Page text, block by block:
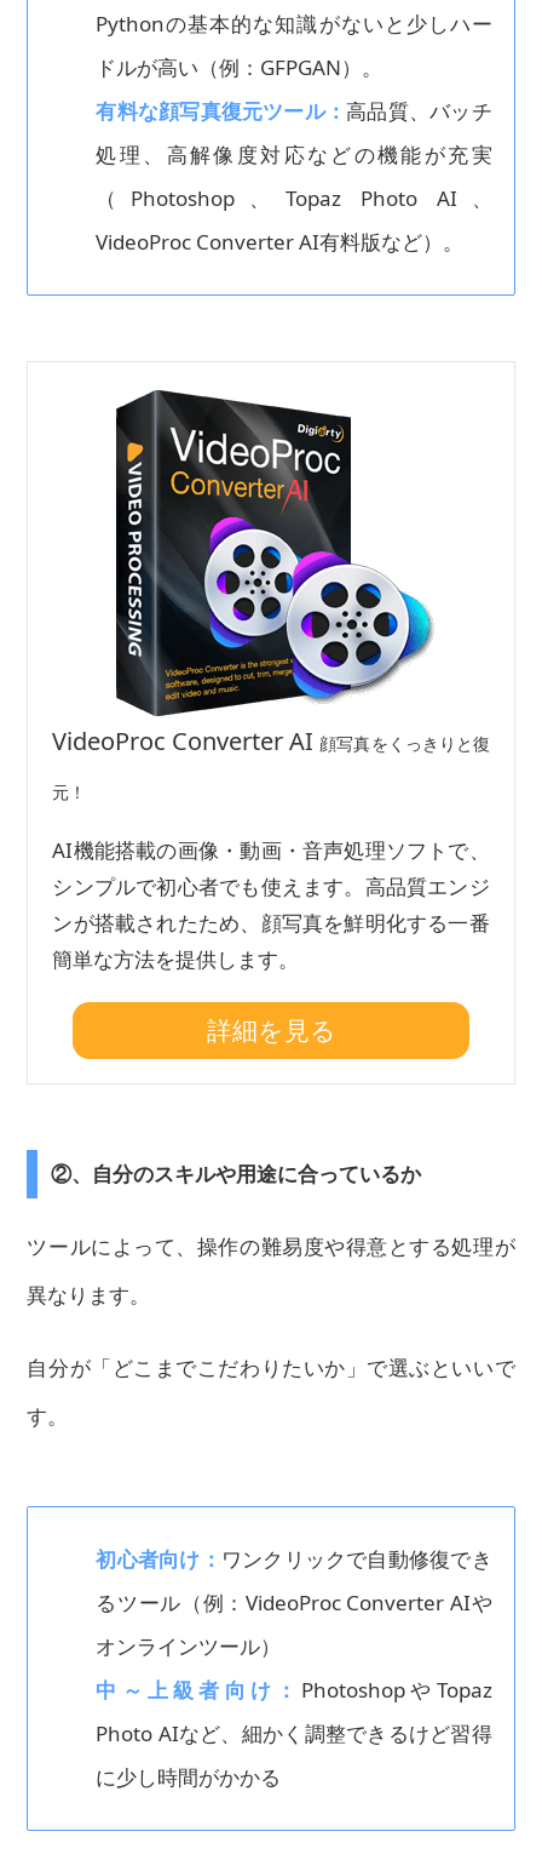
Pythonの基本的な知識がないと少しハー
ドルが高い（例：GFPGAN）。
有料な顔写真復元ツール：高品質、バッチ
処理、高解像度対応などの機能が充実
（Photoshop、Topaz Photo AI、
VideoProc Converter AI有料版など）。
VideoProc Converter AI 顔写真をくっきりと復
元！
AI機能搭載の画像・動画・音声処理ソフトで、
シンプルで初心者でも使えます。高品質エンジ
ンが搭載されたため、顔写真を鮮明化する一番
簡単な方法を提供します。
詳細を見る
②、自分のスキルや用途に合っているか
ツールによって、操作の難易度や得意とする処理が
異なります。
自分が「どこまでこだわりたいか」で選ぶといいで
す。
初心者向け： ワンクリックで自動修復でき
るツール（例：VideoProc Converter AIや
オンラインツール）
中～上級者向け： PhotoshopやTopaz
Photo AIなど、細かく調整できるけど習得
に少し時間がかかる